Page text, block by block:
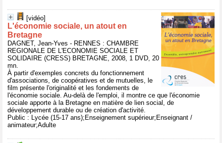
[vidéo]
L'économie sociale, un atout en
Bretagne
DAGNET, Jean-Yves - RENNES : CHAMBRE
REGIONALE DE L'ECONOMIE SOCIALE ET
SOLIDAIRE (CRESS) BRETAGNE, 2008, 1 DVD, 20
mn.
À partir d'exemples concrets du fonctionnement
d'associations, de coopératives et de mutuelles, le
film présente l'originalité et les fondements de
l'économie sociale. Au-delà de l'emploi, il montre ce que l'économie
sociale apporte à la Bretagne en matière de lien social, de
développement durable ou de création d'activité.
Public : Lycée (15-17 ans);Enseignement supérieur;Enseignant /
animateur;Adulte